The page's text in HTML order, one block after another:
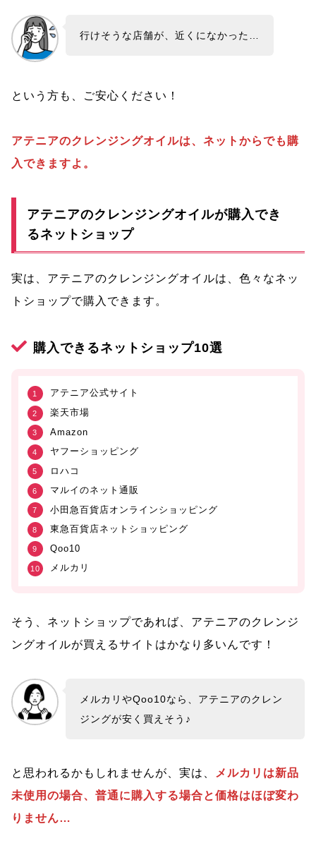
行けそうな店舗が、近くになかった…
という方も、ご安心ください！
アテニアのクレンジングオイルは、ネットからでも購
入できますよ。
アテニアのクレンジングオイルが購入でき
るネットショップ
実は、アテニアのクレンジングオイルは、色々なネッ
トショップで購入できます。
購入できるネットショップ10選
アテニア公式サイト
楽天市場
Amazon
ヤフーショッピング
ロハコ
マルイのネット通販
小田急百貨店オンラインショッピング
東急百貨店ネットショッピング
Qoo10
メルカリ
そう、ネットショップであれば、アテニアのクレンジ
ングオイルが買えるサイトはかなり多いんです！
メルカリやQoo10なら、アテニアのクレン
ジングが安く買えそう♪
と思われるかもしれませんが、実は、
メルカリは新品
未使用の場合、普通に購入する場合と価格はほぼ変わ
りません…